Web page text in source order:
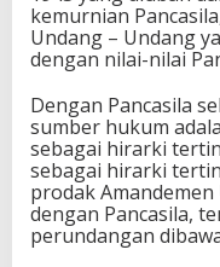
kemurnian
Undang – Undang
dengan nilai-nilai
Dengan Pancasila
sumber hukum
sebagai hirarki
sebagai hirarki
prodak
dengan Pancasila,
perundangan